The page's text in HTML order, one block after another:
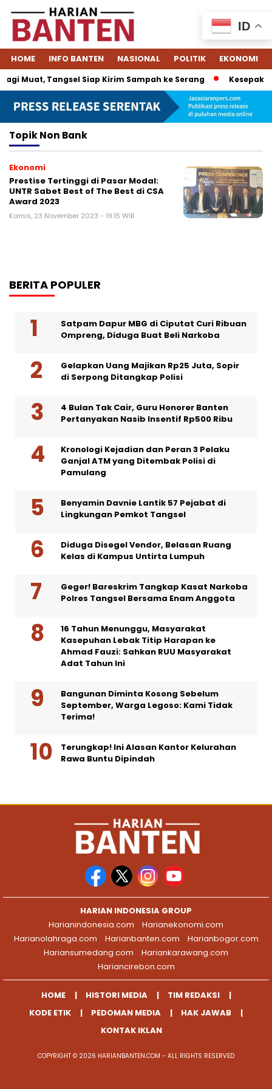
HOME INFO BANTEN NASIONAL POLITIK EKONOMI
Muat, Tangsel Siap Kirim Sampah ke Serang
TopikNon Bank
Ekonomi
Prestise Tertinggi di Pasar Modal:
UNTR Sabet Best of The Best di CSA
Award 2023
Kamis, 23 November 2023 - 19:15 WIB
BERITA POPULER
Satpam Dapur MBG di Ciputat Curi Ribuan
Ompreng, Diduga Buat Beli Narkoba
Gelapkan Uang Majikan Rp25 Juta, Sopir
di Serpong Ditangkap Polisi
4 Bulan Tak Cair, Guru Honorer Banten
Pertanyakan Nasib Insentif Rp500 Ribu
Kronologi Kejadian dan Peran 3 Pelaku
Ganjal ATM yang Ditembak Polisi di
Pamulang
Benyamin Davnie Lantik 57 Pejabat di
Lingkungan Pemkot Tangsel
Diduga Disegel Vendor, Belasan Ruang
Kelas di Kampus Untirta Lumpuh
Geger! Bareskrim Tangkap Kasat Narkoba
Polres Tangsel Bersama Enam Anggota
16 Tahun Menunggu, Masyarakat
Kasepuhan Lebak Titip Harapan ke
Ahmad Fauzi: Sahkan RUU Masyarakat
Adat Tahun Ini
Bangunan Diminta Kosong Sebelum
September, Warga Legoso: Kami Tidak
Terima!
Terungkap! Ini Alasan Kantor Kelurahan
Rawa Buntu Dipindah
ID
HARIAN INDONESIA GROUP
Harianindonesia.com
Harianekonomi.com
Harianolahraga.com
Harianbanten.com
Harianbogor.com
Hariansumedang.com
Hariankarawang.com
Hariancirebon.com
HOME HISTORI MEDIA
TIM REDAKSI
KODE ETIK
PEDOMAN MEDIA
HAK JAWAB
KONTAK IKLAN
COPYRIGHT © 2026 HARIANBANTEN.COM - ALL RIGHTS RESERVED